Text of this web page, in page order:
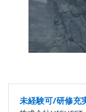
未経験可/研修充